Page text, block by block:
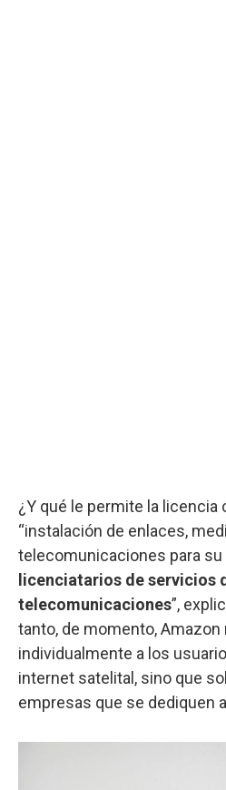
¿Y qué le permite la licencia
“instalación de enlaces,
telecomunicaciones para su
licenciatarios de servicios
telecomunicaciones”,
tanto, de momento, Amazon
individualmente a los
internet satelital, sino que
empresas que se dediquen